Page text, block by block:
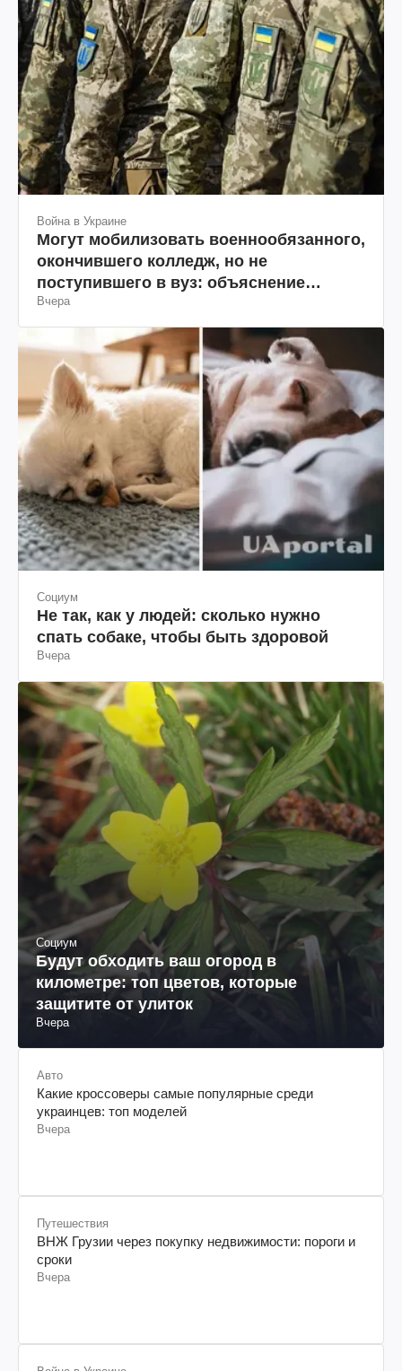
Война в Украине
Могут мобилизовать военнообязанного,
окончившего колледж, но не
поступившего в вуз: объяснение
юриста
Вчера
Социум
Не так, как у людей: сколько нужно
спать собаке, чтобы быть здоровой
Вчера
Социум
Будут обходить ваш огород в
километре: топ цветов, которые
защитите от улиток
Вчера
Авто
Какие кроссоверы самые популярные среди
украинцев: топ моделей
Вчера
Путешествия
ВНЖ Грузии через покупку недвижимости: пороги и
сроки
Вчера